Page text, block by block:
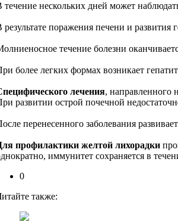
течение нескольких дней может
результате поражения печени и развития
течение болезни
более легких формах возникает
лечения, направленного
развитии острой почечной
перенесенного заболевания
профилактики желтой лихорадки
иммунитет сохраняется в
0
также: